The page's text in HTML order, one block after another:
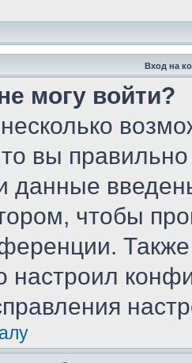
Вход на
могу войти?
вы
данные
чтобы
настроил